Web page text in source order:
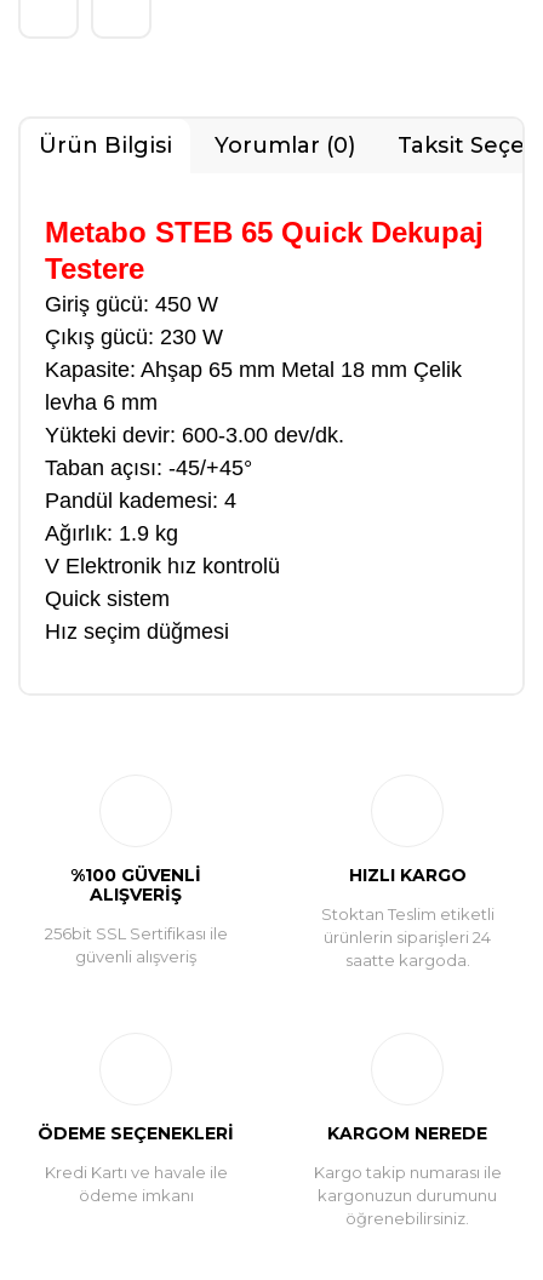
Ürün Bilgisi Yorumlar (0) Taksit
Metabo STEB 65 Quick Dekupaj
Testere
Giriş gücü: 450 W
Çıkış gücü: 230 W
Kapasite: Ahşap 65 mm Metal 18 mm Çelik
levha 6 mm
Yükteki devir: 600-3.00 dev/dk.
Taban açısı: -45/+45°
Pandül kademesi: 4
Ağırlık: 1.9 kg
V Elektronik hız kontrolü
Quick sistem
Hız seçim düğmesi
%100 GÜVENLİ
ALIŞVERİŞ
256bit SSL Sertifikası ile
güvenli alışveriş
HIZLI KARGO
Stoktan Teslim etiketli
ürünlerin siparişleri 24
saatte kargoda.
ÖDEME SEÇENEKLERİ
Kredi Kartı ve havale ile
ödeme imkanı
KARGOM NEREDE
Kargo takip numarası ile
kargonuzun durumunu
öğrenebilirsiniz.